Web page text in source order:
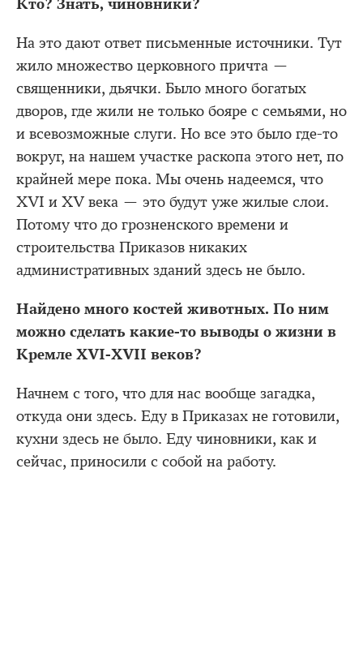
Кто? Знать, чиновники?
На это дают ответ письменные источники. Тут
жило множество церковного причта —
священники, дьячки. Было много богатых
дворов, где жили не только бояре с семьями, но
и всевозможные слуги. Но все это было где-то
вокруг, на нашем участке раскопа этого нет, по
крайней мере пока. Мы очень надеемся, что
XVI и XV века — это будут уже жилые слои.
Потому что до грозненского времени и
строительства Приказов никаких
административных зданий здесь не было.
Найдено много костей животных. По ним
можно сделать какие-то выводы о жизни в
Кремле XVI-XVII веков?
Начнем с того, что для нас вообще загадка,
откуда они здесь. Еду в Приказах не готовили,
кухни здесь не было. Еду чиновники, как и
сейчас, приносили с собой на работу.